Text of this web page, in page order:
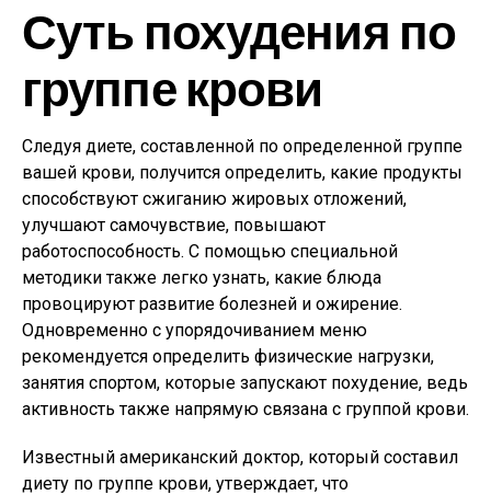
Суть похудения по
группе крови
Следуя диете, составленной по определенной группе
вашей крови, получится определить, какие продукты
способствуют сжиганию жировых отложений,
улучшают самочувствие, повышают
работоспособность. С помощью специальной
методики также легко узнать, какие блюда
провоцируют развитие болезней и ожирение.
Одновременно с упорядочиванием меню
рекомендуется определить физические нагрузки,
занятия спортом, которые запускают похудение, ведь
активность также напрямую связана с группой крови.
Известный американский доктор, который составил
диету по группе крови, утверждает, что